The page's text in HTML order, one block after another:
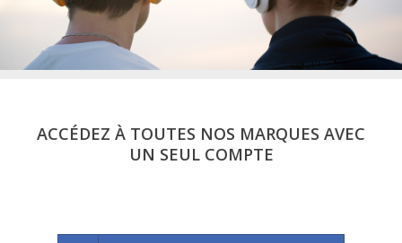
ACCÉDEZ À TOUTES NOS MARQUES AVEC
UN SEUL COMPTE